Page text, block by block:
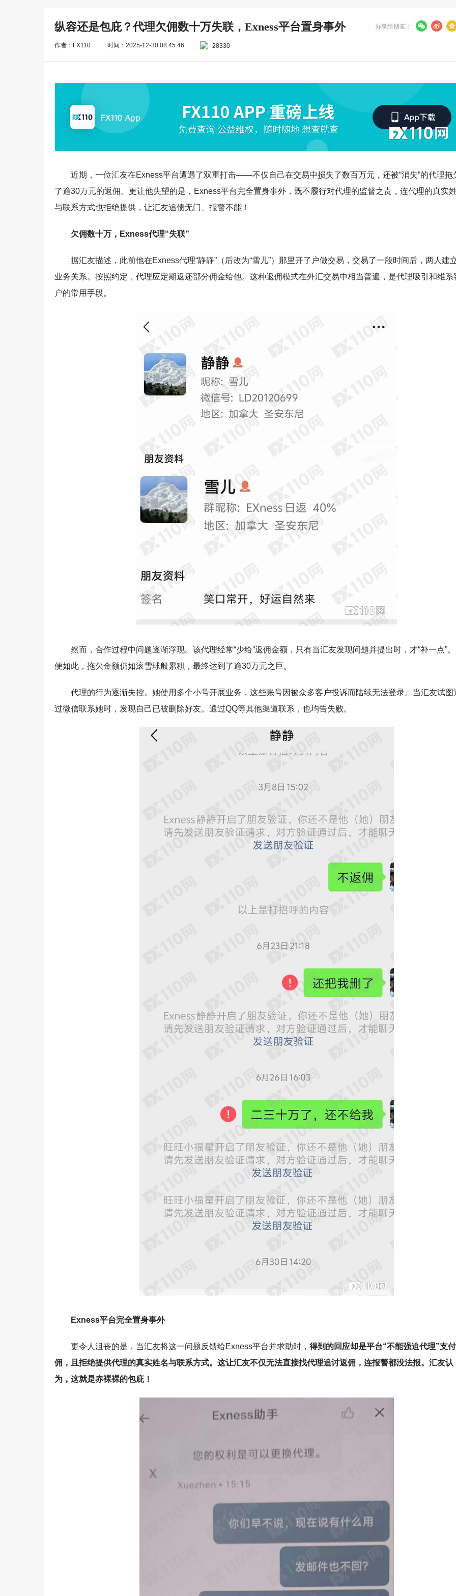
纵容还是包庇？代理欠佣数十万失联，Exness平台置身事外 分享给朋友：
作者：FX110 时间：2025-12-30 08:45:46 28330
近期，一位汇友在Exness平台遭遇了双重打击——不仅自己在交易中损失了数百万元，还被“消失”的代理拖
了逾30万元的返佣。更让他失望的是，Exness平台完全置身事外，既不履行对代理的监督之责，连代理的真实
与联系方式也拒绝提供，让汇友追债无门、报警不能！
欠佣数十万，Exness代理“失联”
据汇友描述，此前他在Exness代理“静静”（后改为“雪儿”）那里开了户做交易，交易了一段时间后，两人建
业务关系。按照约定，代理应定期返还部分佣金给他。这种返佣模式在外汇交易中相当普遍，是代理吸引和维系
户的常用手段。
然而，合作过程中问题逐渐浮现。该代理经常“少给”返佣金额，只有当汇友发现问题并提出时，才“补一点”
便如此，拖欠金额仍如滚雪球般累积，最终达到了逾30万元之巨。
代理的行为逐渐失控。她使用多个小号开展业务，这些账号因被众多客户投诉而陆续无法登录。当汇友试图
过微信联系她时，发现自己已被删除好友。通过QQ等其他渠道联系，也均告失败。
Exness平台完全置身事外
更令人沮丧的是，当汇友将这一问题反馈给Exness平台并求助时， 得到的回应却是平台“不能强迫代理”支
佣，且拒绝提供代理的真实姓名与联系方式。这让汇友不仅无法直接找代理追讨返佣，连报警都没法报。汇友认
为，这就是赤裸裸的包庇！